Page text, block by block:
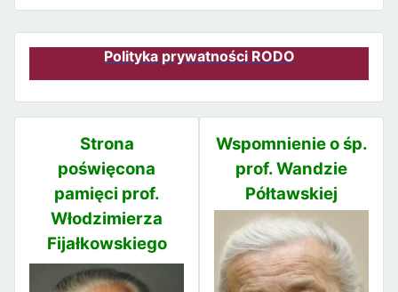
Polityka prywatności RODO
Strona
poświęcona
pamięci prof.
Włodzimierza
Fijałkowskiego
Wspomnienie o śp.
prof. Wandzie
Półtawskiej